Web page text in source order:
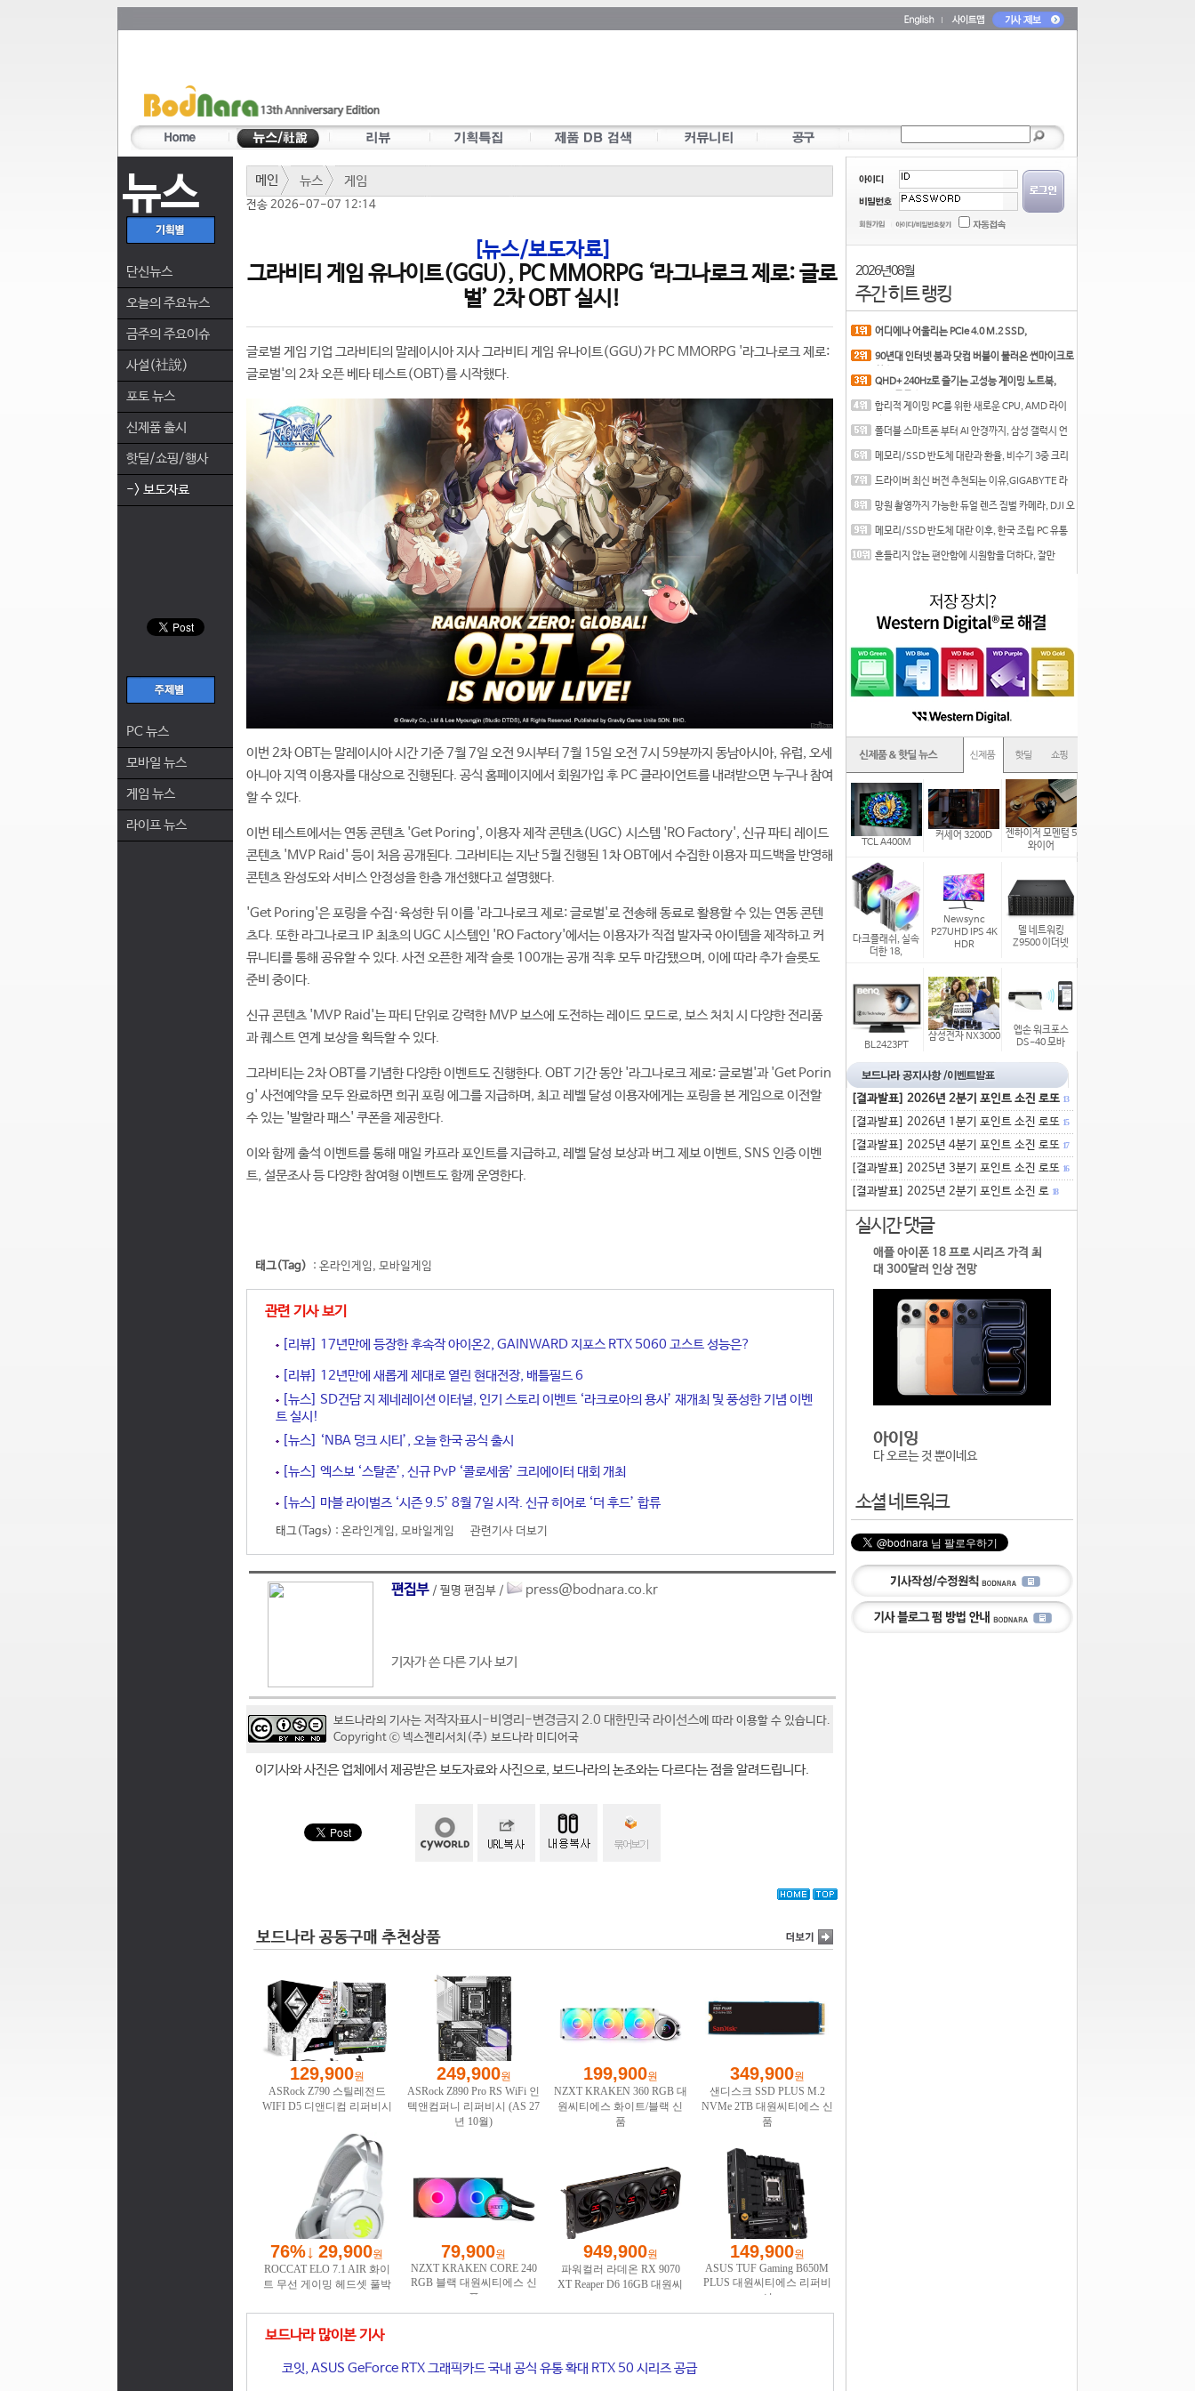
뉴스
단신뉴스
오늘의 주요뉴스
금주의 주요이슈
사설(社說)
포토 뉴스
신제품 출시
핫딜/쇼핑/행사
-> 보도자료
PC 뉴스
모바일 뉴스
게임 뉴스
라이프 뉴스
메인 뉴스 게임
전송 2026-07-07 12:14
[뉴스/보도자료]
그라비티 게임 유나이트(GGU), PC MMORPG ‘라그나로크 제로: 글로
벌’ 2차 OBT 실시!
글로벌 게임 기업 그라비티의 말레이시아 지사 그라비티 게임 유나이트(GGU)가 PC MMORPG '라그나로크 제로:
글로벌'의 2차 오픈 베타 테스트(OBT)를 시작했다.
이번 2차 OBT는 말레이시아 시간 기준 7월 7일 오전 9시부터 7월 15일 오전 7시 59분까지 동남아시아, 유럽, 오세
아니아 지역 이용자를 대상으로 진행된다. 공식 홈페이지에서 회원가입 후 PC 클라이언트를 내려받으면 누구나 참여
할 수 있다.
이번 테스트에서는 연동 콘텐츠 'Get Poring', 이용자 제작 콘텐츠(UGC) 시스템 'RO Factory', 신규 파티 레이드
콘텐츠 'MVP Raid' 등이 처음 공개된다. 그라비티는 지난 5월 진행된 1차 OBT에서 수집한 이용자 피드백을 반영해
콘텐츠 완성도와 서비스 안정성을 한층 개선했다고 설명했다.
'Get Poring'은 포링을 수집·육성한 뒤 이를 '라그나로크 제로: 글로벌'로 전송해 동료로 활용할 수 있는 연동 콘텐
츠다. 또한 라그나로크 IP 최초의 UGC 시스템인 'RO Factory'에서는 이용자가 직접 발자국 아이템을 제작하고 커
뮤니티를 통해 공유할 수 있다. 사전 오픈한 제작 슬롯 100개는 공개 직후 모두 마감됐으며, 이에 따라 추가 슬롯도
준비 중이다.
신규 콘텐츠 'MVP Raid'는 파티 단위로 강력한 MVP 보스에 도전하는 레이드 모드로, 보스 처치 시 다양한 전리품
과 퀘스트 연계 보상을 획득할 수 있다.
그라비티는 2차 OBT를 기념한 다양한 이벤트도 진행한다. OBT 기간 동안 '라그나로크 제로: 글로벌'과 'Get Porin
g' 사전예약을 모두 완료하면 희귀 포링 에그를 지급하며, 최고 레벨 달성 이용자에게는 포링을 본 게임으로 이전할
수 있는 '발할라 패스' 쿠폰을 제공한다.
이와 함께 출석 이벤트를 통해 매일 카프라 포인트를 지급하고, 레벨 달성 보상과 버그 제보 이벤트, SNS 인증 이벤
트, 설문조사 등 다양한 참여형 이벤트도 함께 운영한다.
태그(Tag) : 온라인게임, 모바일게임
관련 기사 보기
[리뷰] 17년만에 등장한 후속작 아이온2, GAINWARD 지포스 RTX 5060 고스트 성능은?
[리뷰] 12년만에 새롭게 제대로 열린 현대전장, 배틀필드 6
[뉴스] SD건담 지 제네레이션 이터널, 인기 스토리 이벤트 ‘라크로아의 용사’ 재개최 및 풍성한 기념 이벤
트 실시!
[뉴스] ‘NBA 덩크 시티’, 오늘 한국 공식 출시
[뉴스] 엑스보 ‘스탈존’, 신규 PvP ‘콜로세움’ 크리에이터 대회 개최
[뉴스] 마블 라이벌즈 ‘시즌 9.5’ 8월 7일 시작. 신규 히어로 ‘더 후드’ 합류
태그(Tags) : 온라인게임, 모바일게임 관련기사 더보기
편집부 / 필명 편집부 / press@bodnara.co.kr
기자가 쓴 다른 기사 보기
보드나라의 기사는 저작자표시-비영리-변경금지 2.0 대한민국 라이선스에 따라 이용할 수 있습니다.
Copyright ⓒ 넥스젠리서치(주) 보드나라 미디어국
이기사와 사진은 업체에서 제공받은 보도자료와 사진으로, 보드나라의 논조와는 다르다는 점을 알려드립니다.
보드나라 많이본 기사
코잇, ASUS GeForce RTX 그래픽카드 국내 공식 유통 확대 RTX 50 시리즈 공급
2026년 08월
주간 히트 랭킹
어디에나 어울리는 PCIe 4.0 M.2 SSD,
90년대 인터넷 붐과 닷컴 버블이 불러온 썬마이크로
QHD+ 240Hz로 즐기는 고성능 게이밍 노트북,
합리적 게이밍 PC를 위한 새로운 CPU, AMD 라이
폴더블 스마트폰 부터 AI 안경까지, 삼성 갤럭시 언
메모리/SSD 반도체 대란과 환율, 비수기 3중 크리
드라이버 최신 버전 추천되는 이유,GIGABYTE 라
망원 촬영까지 가능한 듀얼 렌즈 짐벌 카메라, DJI 오
메모리/SSD 반도체 대란 이후, 한국 조립 PC 유통
흔들리지 않는 편안함에 시원함을 더하다, 잘만
TCL A400M
커세어 3200D
젠하이저 모멘텀 5
와이어
다크플래쉬, 실속
더한 18,
Newsync
P27UHD IPS 4K
HDR
델 네트워킹
Z9500 이더넷
BL2423PT
삼성전자 NX3000
엡손 워크포스
DS-40 모바
[결과발표] 2026년 2분기 포인트 소진 로또 13
[결과발표] 2026년 1분기 포인트 소진 로또 15
[결과발표] 2025년 4분기 포인트 소진 로또 17
[결과발표] 2025년 3분기 포인트 소진 로또 16
[결과발표] 2025년 2분기 포인트 소진 로 18
실시간 댓글
애플 아이폰 18 프로 시리즈 가격 최
대 300달러 인상 전망
아이잉
다 오르는 것 뿐이네요
소셜 네트워크